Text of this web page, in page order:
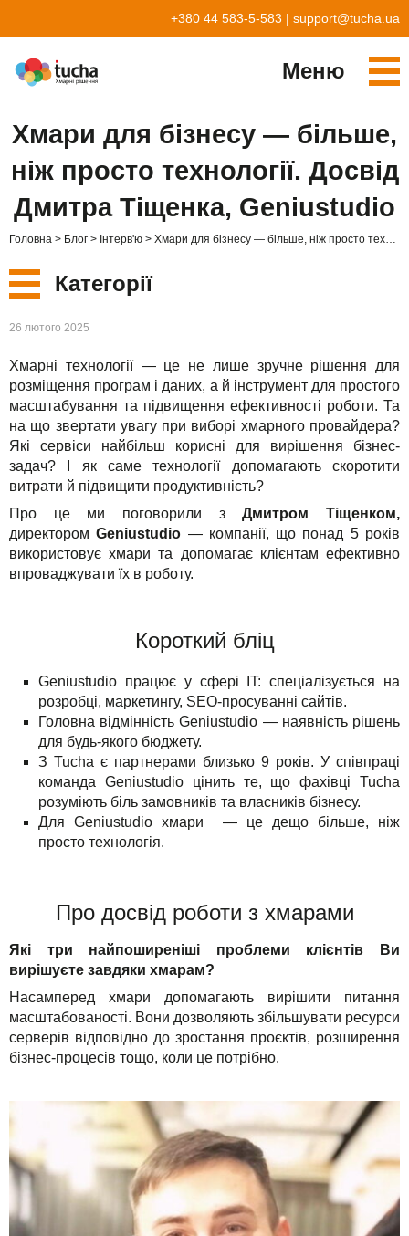
+380 44 583-5-583 | support@tucha.ua
Меню
TuchaBit+
TuchaBackup
TuchaHosting
TuchaSync
Бухгалтерія у хмарі
Хмари для e-commerce
Віддалений офіс
Реселінг хостингу
Стати партнером
Відгуки
Кар'єра
Контакти
Хмари для бізнесу — більше,
ніж просто технології. Досвід
Дмитра Тіщенка, Geniustudio
Головна Блог Інтерв'ю Хмари для бізнесу — більше, ніж просто технології. Досвід Дмитра Тіщенка, Geniustudio
Категорії
Нові
Сервіси
Рішення
Для бізнесу
Техпідтримка
Інструкції
FAQ
Події
Свята
Акції
26 лютого 2025
Хмарні технології — це не лише зручне рішення для
розміщення програм і даних, а й інструмент для простого
масштабування та підвищення ефективності роботи. Та
на що звертати увагу при виборі хмарного провайдера?
Які сервіси найбільш корисні для вирішення бізнес-
задач? І як саме технології допомагають скоротити
витрати й підвищити продуктивність?
Про це ми поговорили зДмитром Тіщенком,
директором Geniustudio — компанії, що понад 5 років
використовує хмари та допомагає клієнтам ефективно
впроваджувати їх в роботу.
Короткий бліц
Geniustudio працює у сфері IT: спеціалізується на
розробці, маркетингу, SEO-просуванні сайтів.
Головна відмінність Geniustudio — наявність рішень
для будь-якого бюджету.
З Tucha є партнерами близько 9 років. У співпраці
команда Geniustudio цінить те, що фахівці Tucha
розуміють біль замовників та власників бізнесу.
Для Geniustudio хмари — це дещо більше, ніж
просто технологія.
Про досвід роботи з хмарами
Які три найпоширеніші проблеми клієнтів Ви
вирішуєте завдяки хмарам?
Насамперед хмари допомагають вирішити питання
масштабованості. Вони дозволяють збільшувати ресурси
серверів відповідно до зростання проєктів, розширення
бізнес-процесів тощо, коли це потрібно.